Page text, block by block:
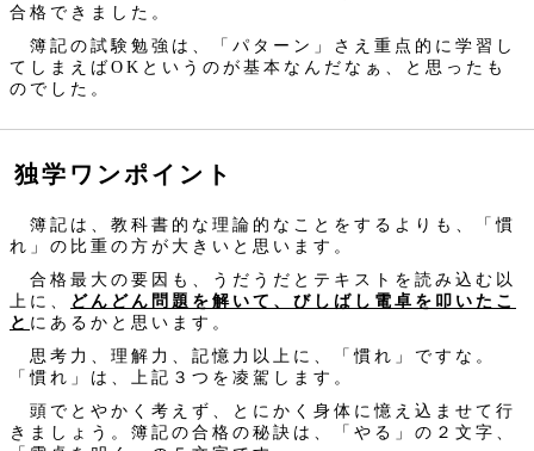
合格できました。
簿記の試験勉強は、「パターン」さえ重点的に学習し
てしまえばOKというのが基本なんだなぁ、と思ったも
のでした。
独学ワンポイント
簿記は、教科書的な理論的なことをするよりも、「慣
れ」の比重の方が大きいと思います。
合格最大の要因も、うだうだとテキストを読み込む以
上に、
どんどん問題を解いて、びしばし電卓を叩いたこ
と にあるかと思います。
思考力、理解力、記憶力以上に、「慣れ」ですな。
「慣れ」は、上記３つを凌駕します。
頭でとやかく考えず、とにかく身体に憶え込ませて行
きましょう。簿記の合格の秘訣は、「やる」の２文字、